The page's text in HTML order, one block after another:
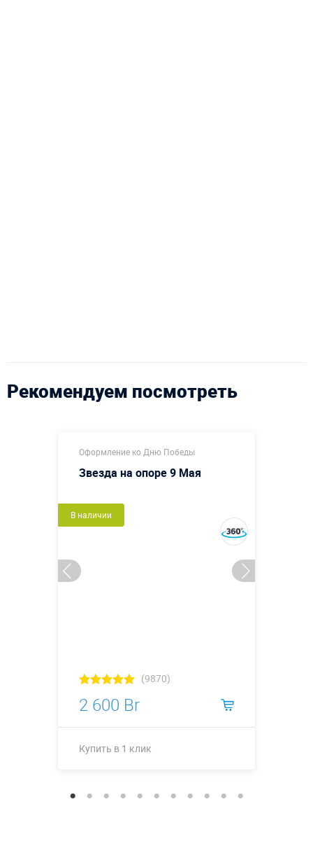
Рекомендуем посмотреть
Оформление ко Дню Победы
Звезда на опоре 9 Мая
В наличии
(9870)
2 600 Br
Купить в 1 клик